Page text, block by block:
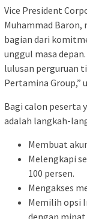
Vice President
Muhammad Baron,
bagian dari
unggul masa
lulusan perguruan
Pertamina Group,”
Bagi calon peserta
adalah langkah-
Membuat
Melengkapi
100 persen.
Mengakses
Memilih opsi
dengan